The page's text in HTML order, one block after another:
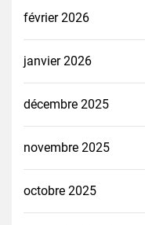
février 2026
janvier 2026
décembre 2025
novembre 2025
octobre 2025